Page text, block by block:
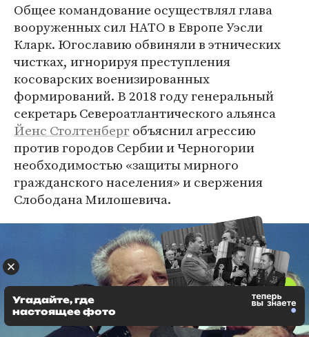
Общее командование осуществлял глава
вооруженных сил НАТО в Европе Уэсли
Кларк. Югославию обвиняли в этнических
чистках, игнорируя преступления
косоварских военизированных
формирований. В 2018 году генеральный
секретарь Североатлантического альянса
Йенс Столтенберг объяснил агрессию
против городов Сербии и Черногории
необходимостью «защиты мирного
гражданского населения» и свержения
Слободана Милошевича.
Угадайте, где
настоящее фото